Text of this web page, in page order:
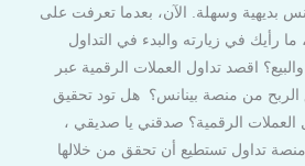
بديهية وسهلة. الآن، بعدما تعرفت على
رأيك في زيارته والبدء في التداول
اقصد تداول العملات الرقمية عبر
الربح من منصة بينانس؟ هل تود تحقيق
العملات الرقمية؟ صدقني يا صديقي ،
تداول تستطيع أن تحقق من خلالها